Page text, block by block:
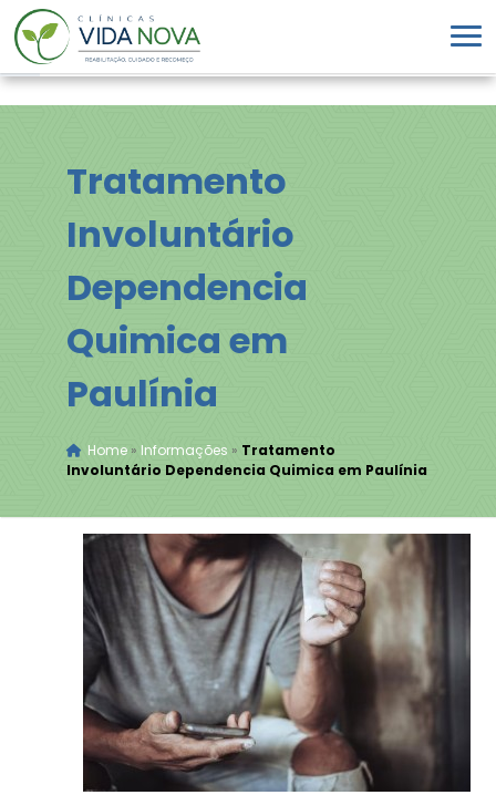
Tratamento
Involuntário
Dependencia
Quimica em
Paulínia
Home» Informações » Tratamento
Involuntário Dependencia Quimica em Paulínia